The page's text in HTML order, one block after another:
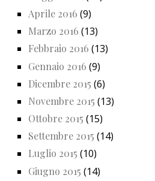
Aprile 2016 (9)
Marzo 2016 (13)
Febbraio 2016 (13)
Gennaio 2016 (9)
Dicembre 2015 (6)
Novembre 2015 (13)
Ottobre 2015 (15)
Settembre 2015 (14)
Luglio 2015 (10)
Giugno 2015 (14)